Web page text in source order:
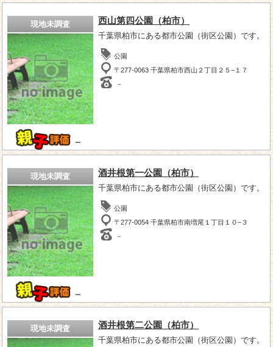
現地未調査
－
西山第四公園（柏市）
千葉県柏市にある都市公園（街区公園）です。
公園
〒277-0063 千葉県柏市西山２丁目２５−１７
－
現地未調査
－
酒井根第一公園（柏市）
千葉県柏市にある都市公園（街区公園）です。
公園
〒277-0054 千葉県柏市南増尾１丁目１０−３
－
現地未調査 酒井根第二公園（柏市）
千葉県柏市にある都市公園（街区公園）です。